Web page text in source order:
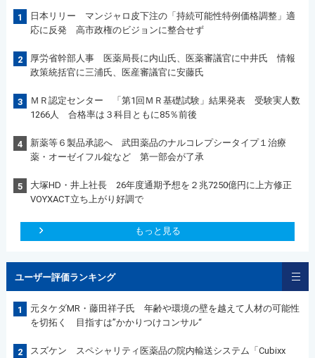
1
日本リリー マンジャロ皮下注の「持続可能性特例価格調整」適
応に反発 高市政権のビジョンに整合せず
2
厚労省幹部人事 医薬局長に内山氏、医薬審議官に中井氏 情報
政策統括官に三浦氏、医産審議官に安藤氏
3
ＭＲ認定センター 「第1回ＭＲ基礎試験」結果発表 受験実人数
1266人 合格率は３科目ともに85％前後
4
新薬等６製品承認へ 武田薬品のナルコレプシータイプ１治療
薬・オーゼイフル錠など 第一部会が了承
5
大塚HD・井上社長 26年度通期予想を２兆7250億円に上方修正
VOYXACT立ち上がり好調で
もっと見る
ユーザー評価ランキング
1
元タケダMR・藤田祥子氏 年齢や環境の壁を越えて人材の可能性
を切拓く 目指すは”かかりつけコンサル“
2
スズケン スペシャリティ医薬品の院内輸送システム「Cubixx